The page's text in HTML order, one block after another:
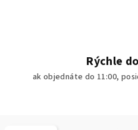
Rýchle
ak objednáte do 11:00,